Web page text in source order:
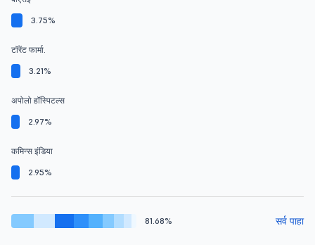
3.75%
टॉरेंट फार्मा.
3.21%
अपोलो हॉस्पिटल्स
2.97%
कमिन्स इंडिया
2.95%
81.68% सर्व पाहा